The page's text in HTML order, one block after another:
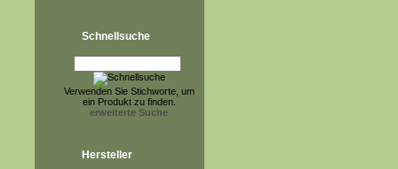
Schnellsuche
Verwenden Sie Stichworte, um
ein Produkt zu finden.
erweiterte Suche
Hersteller